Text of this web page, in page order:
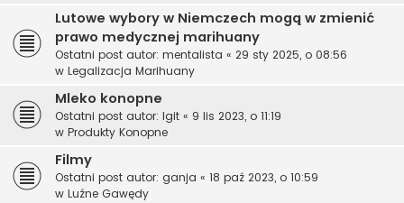
Lutowe wybory w Niemczech mogą w zmienić
prawo medycznej marihuany
Ostatni post autor: mentalista « 29 sty 2025, o 08:56
w Legalizacja Marihuany
Mleko konopne
Ostatni post autor: Igit « 9 lis 2023, o 11:19
w Produkty Konopne
Filmy
Ostatni post autor: ganja « 18 paź 2023, o 10:59
w Luźne Gawędy